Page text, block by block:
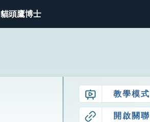
貓頭鷹博士
教學模式
開啟關聯